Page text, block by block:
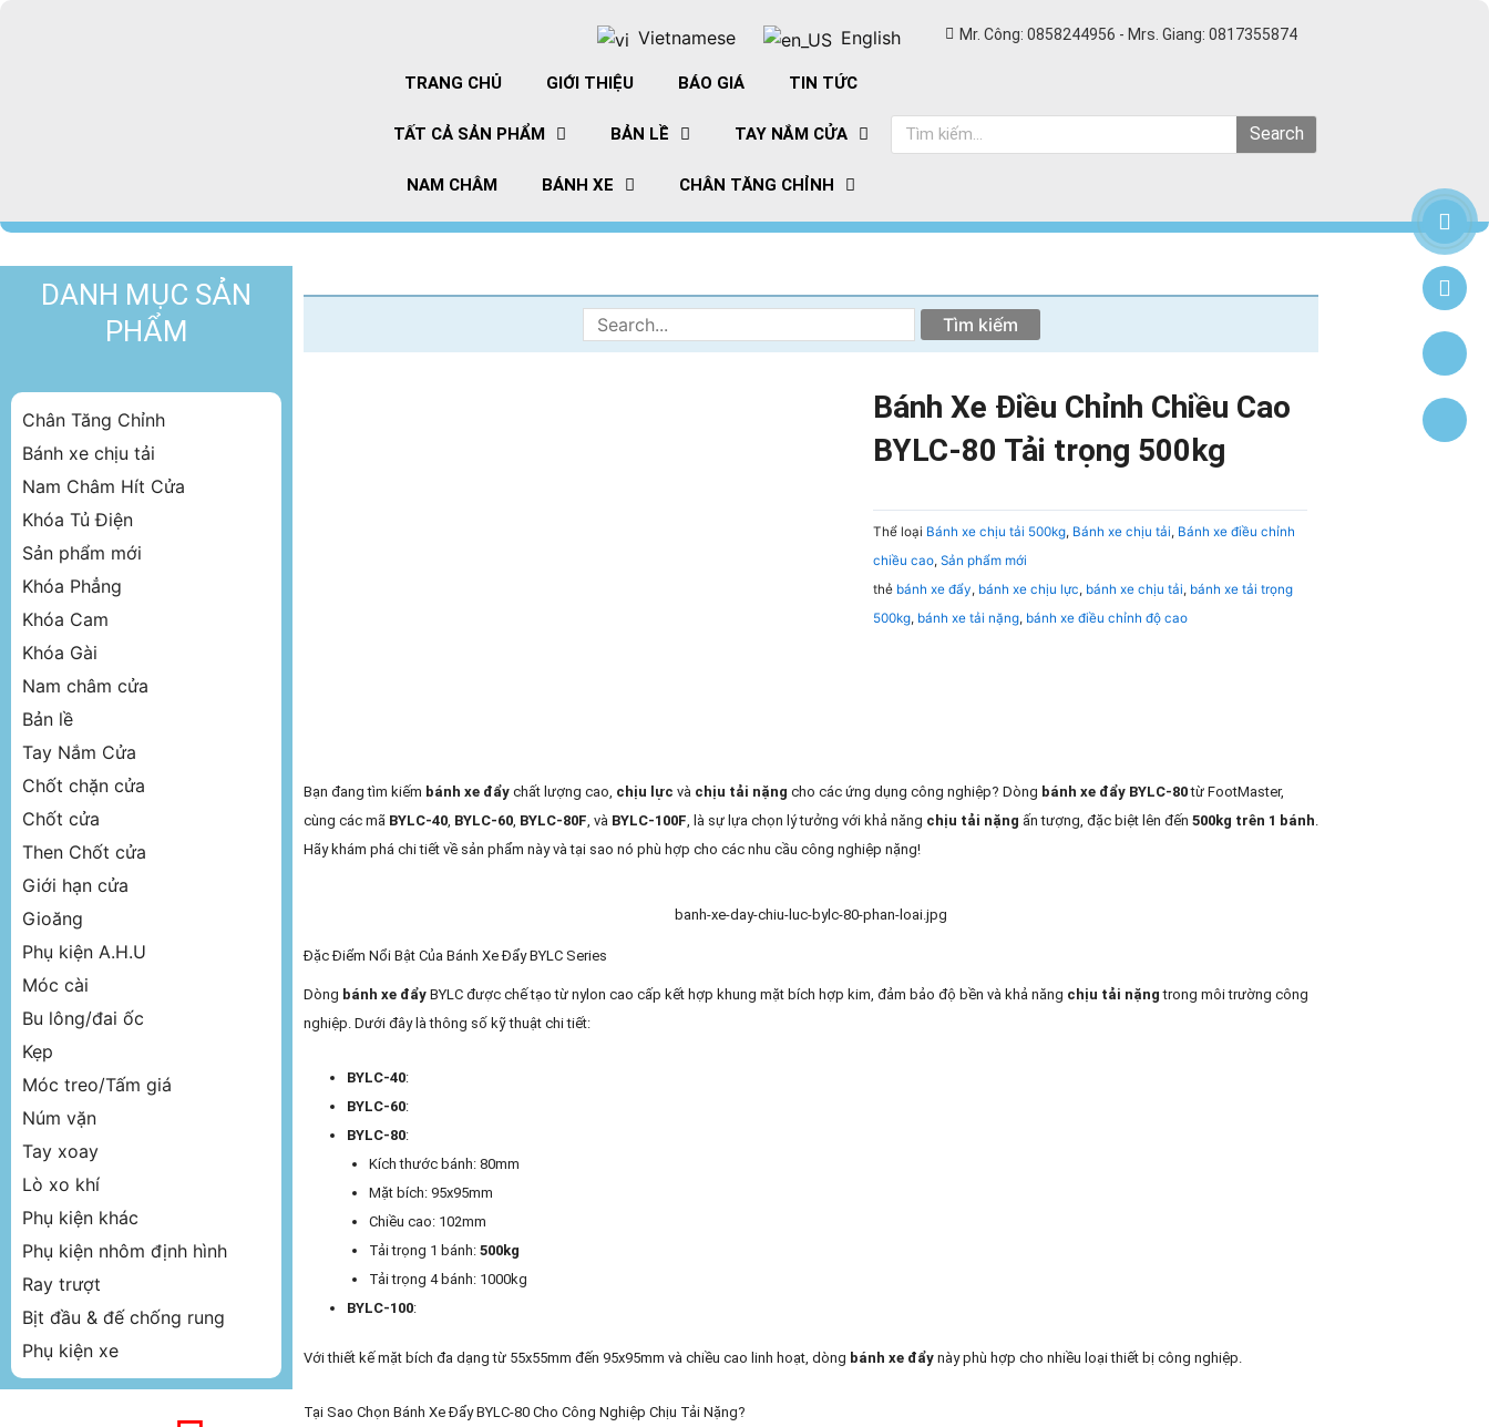
Vietnamese English Mr. Công: 0858244956 - Mrs. Giang: 0817355874
TRANG CHỦ GIỚI THIỆU BÁO GIÁ TIN TỨC
TẤT CẢ SẢN PHẨM BẢN LỀ TAY NẮM CỬA
NAM CHÂM BÁNH XE CHÂN TĂNG CHỈNH
Tìm
kiếm
Search
DANH MỤC SẢN
PHẨM
Chân Tăng Chỉnh
Bánh xe chịu tải
Nam Châm Hít Cửa
Khóa Tủ Điện
Sản phẩm mới
Khóa Phẳng
Khóa Cam
Khóa Gài
Nam châm cửa
Bản lề
Tay Nắm Cửa
Chốt chặn cửa
Chốt cửa
Then Chốt cửa
Giới hạn cửa
Gioăng
Phụ kiện A.H.U
Móc cài
Bu lông/đai ốc
Kẹp
Móc treo/Tấm giá
Núm vặn
Tay xoay
Lò xo khí
Phụ kiện khác
Phụ kiện nhôm định hình
Ray trượt
Bịt đầu & đế chống rung
Phụ kiện xe
Tìm
kiếm:
Bánh Xe Điều Chỉnh Chiều Cao
BYLC-80 Tải trọng 500kg
Thể loại Bánh xe chịu tải 500kg, Bánh xe chịu tải, Bánh xe điều chỉnh
chiều cao, Sản phẩm mới
thẻ bánh xe đẩy, bánh xe chịu lực, bánh xe chịu tải, bánh xe tải trọng
500kg, bánh xe tải nặng, bánh xe điều chỉnh độ cao
Bạn đang tìm kiếm bánh xe đẩy chất lượng cao, chịu lực và chịu tải nặng cho các ứng dụng công nghiệp? Dòng bánh xe đẩy BYLC-80từ FootMaster,
cùng các mã BYLC-40, BYLC-60, BYLC-80F, và BYLC-100F, là sự lựa chọn lý tưởng với khả năng chịu tải nặng ấn tượng, đặc biệt lên đến 500kg trên 1 bánh.
Hãy khám phá chi tiết về sản phẩm này và tại sao nó phù hợp cho các nhu cầu công nghiệp nặng!
banh-xe-day-chiu-luc-bylc-80-phan-loai.jpg
Đặc Điểm Nổi Bật Của Bánh Xe Đẩy BYLC Series
Dòng bánh xe đẩy BYLC được chế tạo từ nylon cao cấp kết hợp khung mặt bích hợp kim, đảm bảo độ bền và khả năng chịu tải nặng trong môi trường công
nghiệp. Dưới đây là thông số kỹ thuật chi tiết:
BYLC-40:
BYLC-60:
BYLC-80:
Kích thước bánh: 80mm
Mặt bích: 95x95mm
Chiều cao: 102mm
Tải trọng 1 bánh: 500kg
Tải trọng 4 bánh: 1000kg
BYLC-100:
Với thiết kế mặt bích đa dạng từ 55x55mm đến 95x95mm và chiều cao linh hoạt, dòng bánh xe đẩy này phù hợp cho nhiều loại thiết bị công nghiệp.
Tại Sao Chọn Bánh Xe Đẩy BYLC-80 Cho Công Nghiệp Chịu Tải Nặng?